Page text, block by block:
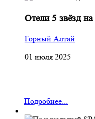
Отели 5 звёзд
Горный Алтай
01 июля 2025
Подробнее...